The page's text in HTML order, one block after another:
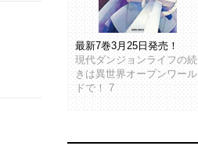
最新7巻3月25日発売！
現代ダンジョンライフの続
きは異世界オープンワール
ドで！ 7